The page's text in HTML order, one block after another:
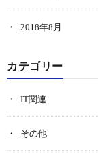
2018年8月
カテゴリー
IT関連
その他